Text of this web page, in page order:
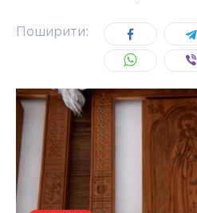
Поширити: